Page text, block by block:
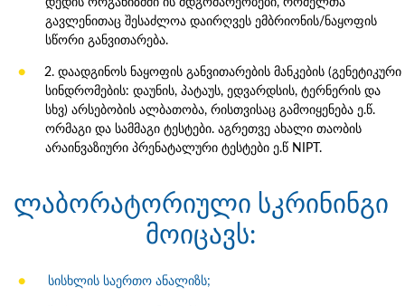
დედის ორგანიზმში ის მდგომარეობები, რომელთა
გავლენითაც შესაძლოა დაირღვეს ემბრიონის/ნაყოფის
სწორი განვითარება.
2. დაადგინოს ნაყოფის განვითარების მანკების (გენეტიკური
სინდრომების: დაუნის, პატაუს, ედვარდსის, ტერნერის და
სხვ) არსებობის ალბათობა, რისთვისაც გამოიყენება ე.წ.
ორმაგი და სამმაგი ტესტები. აგრეთვე ახალი თაობის
არაინვაზიური პრენატალური ტესტები ე.წ NIPT.
ლაბორატორიული სკრინინგი
მოიცავს:
სისხლის საერთო ანალიზს;